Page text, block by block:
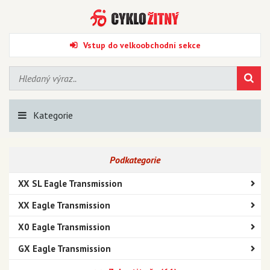
Vstup do velkoobchodní sekce
Kategorie
Podkategorie
XX SL Eagle Transmission
XX Eagle Transmission
X0 Eagle Transmission
GX Eagle Transmission